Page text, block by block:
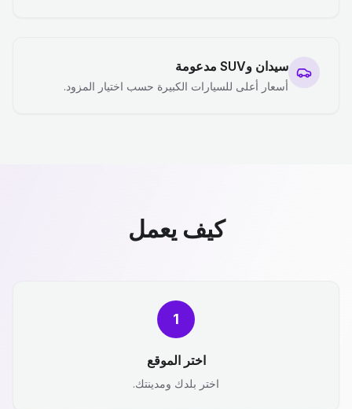
سيدان وSUV مدعومة
أسعار أعلى للسيارات الكبيرة حسب اختيار المزود.
كيف يعمل
1
اختر الموقع
اختر بلدك ومدينتك.